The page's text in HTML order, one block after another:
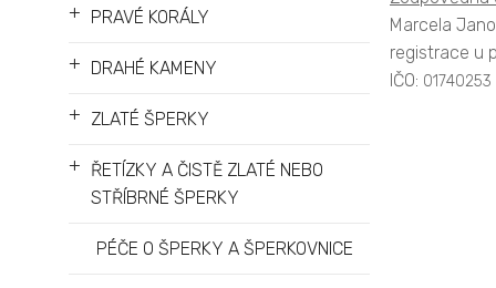
+ PRAVÉ KORÁLY
+ DRAHÉ KAMENY
+ ZLATÉ ŠPERKY
+ ŘETÍZKY A ČISTĚ ZLATÉ NEBO
STŘÍBRNÉ ŠPERKY
PÉČE O ŠPERKY A ŠPERKOVNICE
Marcela
registrace u
IČO: 01740253